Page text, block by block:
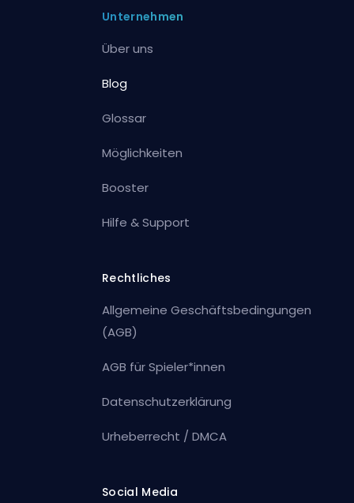
Unternehmen
Über uns
Blog
Glossar
Möglichkeiten
Booster
Hilfe & Support
Rechtliches
Allgemeine Geschäftsbedingungen
(AGB)
AGB für Spieler*innen
Datenschutzerklärung
Urheberrecht / DMCA
Social Media